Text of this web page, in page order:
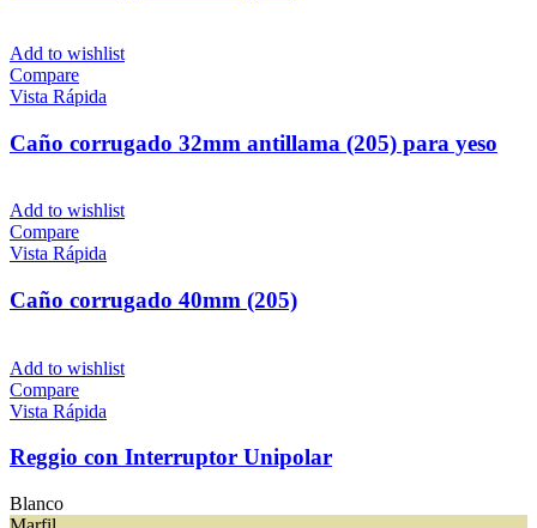
Add to wishlist
Compare
Vista Rápida
Caño corrugado 32mm antillama (205) para yeso
Add to wishlist
Compare
Vista Rápida
Caño corrugado 40mm (205)
Add to wishlist
Compare
Vista Rápida
Reggio con Interruptor Unipolar
Blanco